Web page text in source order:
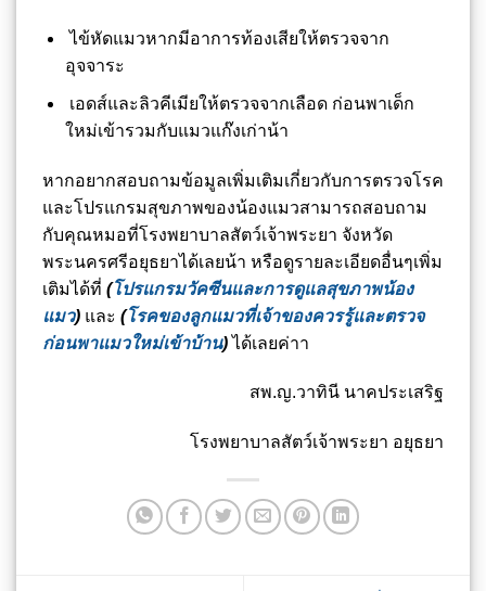
ไข้หัดแมวหากมีอาการท้องเสียให้ตรวจจาก
อุจจาระ
เอดส์และลิวคีเมียให้ตรวจจากเลือด ก่อนพาเด็ก
ใหม่เข้ารวมกับแมวแก๊งเก่าน้า
หากอยากสอบถามข้อมูลเพิ่มเติมเกี่ยวกับการตรวจโรค
และโปรแกรมสุขภาพของน้องแมวสามารถสอบถาม
กับคุณหมอที่โรงพยาบาลสัตว์เจ้าพระยา จังหวัด
พระนครศรีอยุธยาได้เลยน้า หรือดูรายละเอียดอื่นๆเพิ่ม
เติมได้ที่ (โปรแกรมวัคซีนและการดูแลสุขภาพน้อง
แมว) และ (โรคของลูกแมวที่เจ้าของควรรู้และตรวจ
ก่อนพาแมวใหม่เข้าบ้าน)ได้เลยค่าา
สพ.ญ.วาทินี นาคประเสริฐ
โรงพยาบาลสัตว์เจ้าพระยา อยุธยา